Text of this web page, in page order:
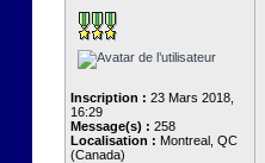
Inscription : 23 Mars 2018,
16:29
Message(s) : 258
Localisation : Montreal, QC
(Canada)